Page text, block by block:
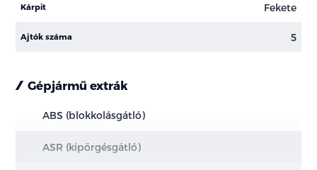
Kárpit Fekete
Ajtók száma 5
Gépjármű extrák
ABS (blokkolásgátló)
ASR (kipörgésgátló)